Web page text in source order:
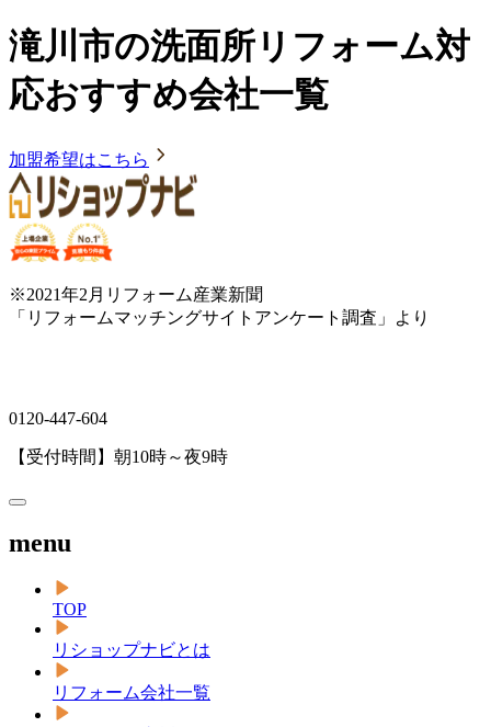
滝川市の洗面所リフォーム対
応おすすめ会社一覧
加盟希望はこちら
※2021年2月リフォーム産業新聞
「リフォームマッチングサイトアンケート調査」より
0120-447-604
【受付時間】朝10時～夜9時
menu
TOP
リショップナビとは
リフォーム会社一覧